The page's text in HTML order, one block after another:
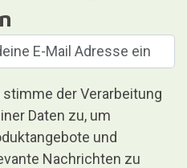
stimme der Verarbeitung
Daten zu, um
und
Nachrichten zu